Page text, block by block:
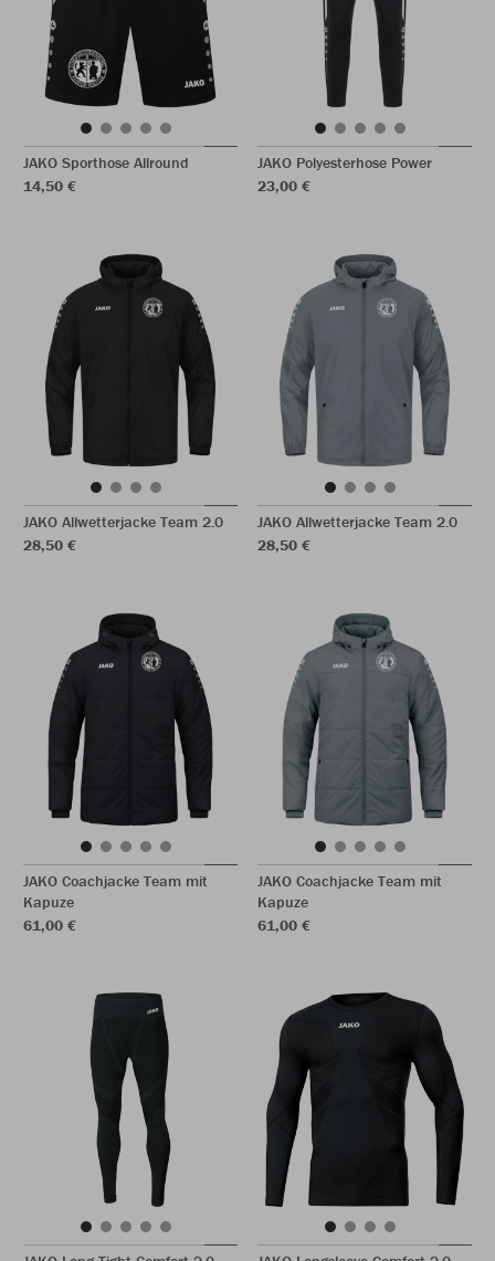
JAKO Sporthose Allround
14,50 €
JAKO Polyesterhose Power
23,00 €
JAKO Allwetterjacke Team 2.0
28,50 €
JAKO Allwetterjacke Team 2.0
28,50 €
JAKO Coachjacke Team mit
Kapuze
61,00 €
JAKO Coachjacke Team mit
Kapuze
61,00 €